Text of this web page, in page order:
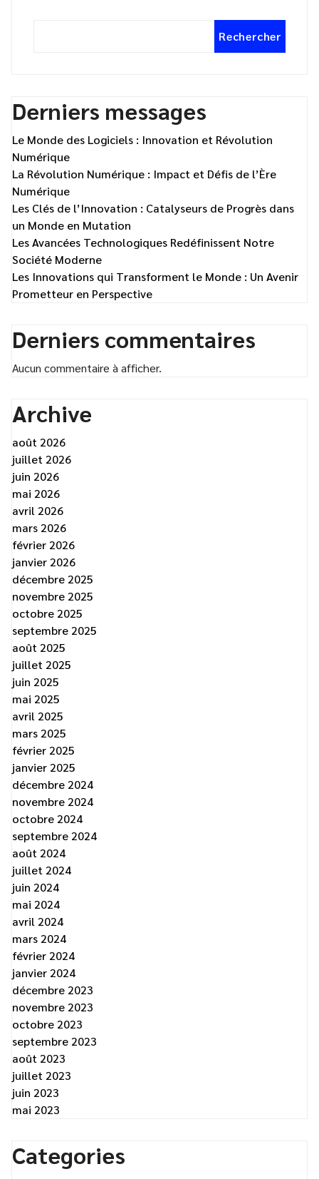
Rechercher
Derniers messages
Le Monde des Logiciels : Innovation et Révolution
Numérique
La Révolution Numérique : Impact et Défis de l’Ère
Numérique
Les Clés de l’Innovation : Catalyseurs de Progrès dans
un Monde en Mutation
Les Avancées Technologiques Redéfinissent Notre
Société Moderne
Les Innovations qui Transforment le Monde : Un Avenir
Prometteur en Perspective
Derniers commentaires
Aucun commentaire à afficher.
Archive
août 2026
juillet 2026
juin 2026
mai 2026
avril 2026
mars 2026
février 2026
janvier 2026
décembre 2025
novembre 2025
octobre 2025
septembre 2025
août 2025
juillet 2025
juin 2025
mai 2025
avril 2025
mars 2025
février 2025
janvier 2025
décembre 2024
novembre 2024
octobre 2024
septembre 2024
août 2024
juillet 2024
juin 2024
mai 2024
avril 2024
mars 2024
février 2024
janvier 2024
décembre 2023
novembre 2023
octobre 2023
septembre 2023
août 2023
juillet 2023
juin 2023
mai 2023
Categories